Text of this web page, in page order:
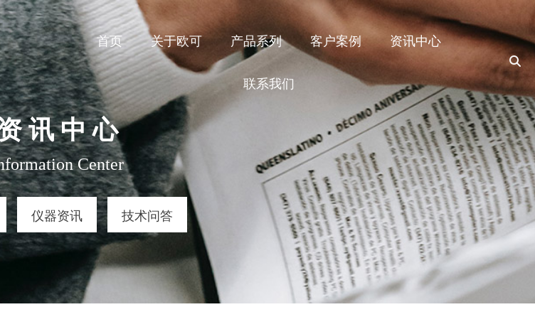
首页 关于欧可 产品系列 客户案例 资讯中心
联系我们
讯 中 心
Center
仪器资讯 技术问答